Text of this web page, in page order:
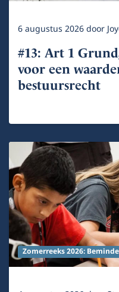
6 augustus 2026door
#13: Art 1
voor een
bestuursrecht
Zomerreeks 2026: